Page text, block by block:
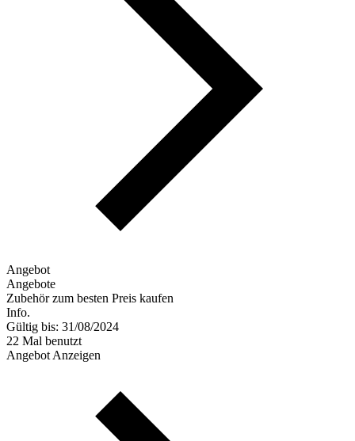
Angebot
Angebote
Zubehör zum besten Preis kaufen
Info.
Gültig bis: 31/08/2024
22 Mal benutzt
Angebot Anzeigen